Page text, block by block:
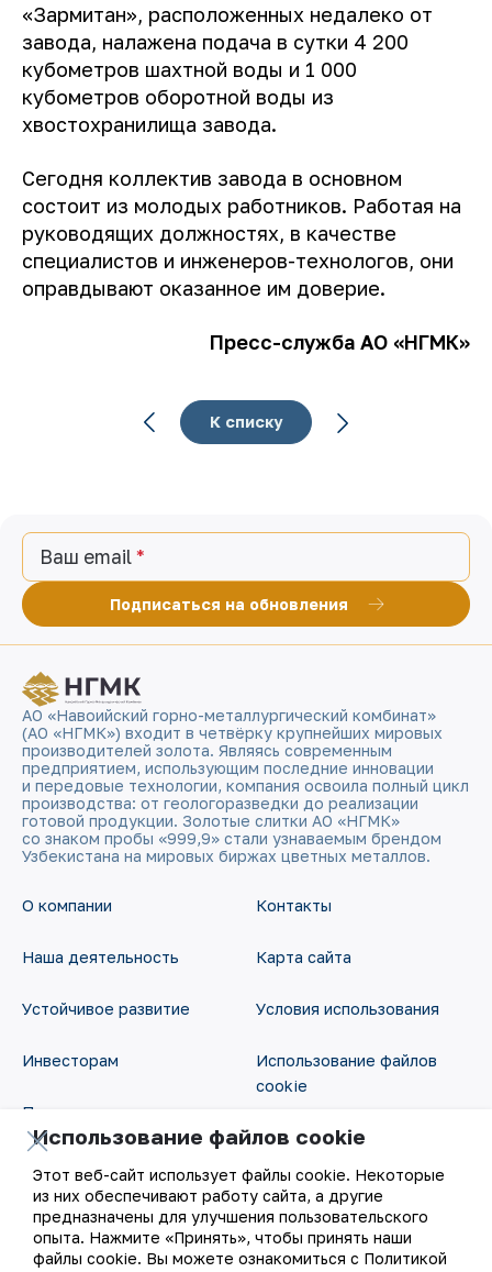
«Зармитан», расположенных недалеко от
завода, налажена подача в сутки 4 200
кубометров шахтной воды и 1 000
кубометров оборотной воды из
хвостохранилища завода.
Сегодня коллектив завода в основном
состоит из молодых работников. Работая на
руководящих должностях, в качестве
специалистов и инженеров-технологов, они
оправдывают оказанное им доверие.
Пресс-служба АО «НГМК»
К списку
Ваш email
Подписаться на обновления
АО «Навоийский горно-металлургический комбинат»
(АО «НГМК») входит в четвёрку крупнейших мировых
производителей золота. Являясь современным
предприятием, использующим последние инновации
и передовые технологии, компания освоила полный цикл
производства: от геологоразведки до реализации
готовой продукции. Золотые слитки АО «НГМК»
со знаком пробы «999,9» стали узнаваемым брендом
Узбекистана на мировых биржах цветных металлов.
О компании
Наша деятельность
Устойчивое развитие
Инвесторам
Пресс-центр
Цифровое правительство
Контакты
Карта сайта
Условия использования
Использование файлов
cookie
Открытые данные
RSS - лента
Использование файлов cookie
Этот веб-сайт использует файлы cookie. Некоторые
из них обеспечивают работу сайта, а другие
предназначены для улучшения пользовательского
опыта. Нажмите «Принять», чтобы принять наши
файлы cookie. Вы можете ознакомиться с Политикой